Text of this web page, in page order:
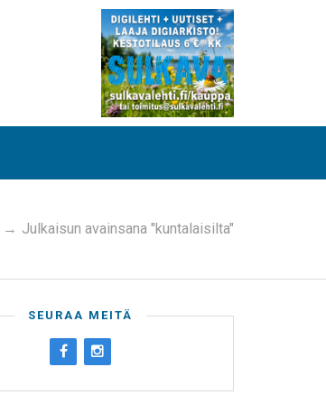
→ Julkaisun avainsana "kuntalaisilta"
SEURAA MEITÄ